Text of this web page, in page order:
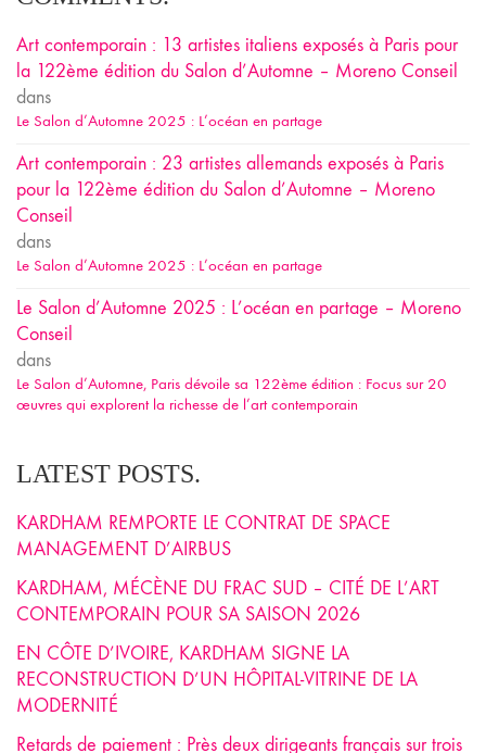
Art contemporain : 13 artistes italiens exposés à Paris pour
la 122ème édition du Salon d’Automne – Moreno Conseil
dans
Le Salon d’Automne 2025 : L’océan en partage
Art contemporain : 23 artistes allemands exposés à Paris
pour la 122ème édition du Salon d’Automne – Moreno
Conseil
dans
Le Salon d’Automne 2025 : L’océan en partage
Le Salon d’Automne 2025 : L’océan en partage – Moreno
Conseil
dans
Le Salon d’Automne, Paris dévoile sa 122ème édition : Focus sur 20
œuvres qui explorent la richesse de l’art contemporain
LATEST POSTS.
KARDHAM REMPORTE LE CONTRAT DE SPACE
MANAGEMENT D’AIRBUS
KARDHAM, MÉCÈNE DU FRAC SUD – CITÉ DE L’ART
CONTEMPORAIN POUR SA SAISON 2026
EN CÔTE D’IVOIRE, KARDHAM SIGNE LA
RECONSTRUCTION D’UN HÔPITAL-VITRINE DE LA
MODERNITÉ
Retards de paiement : Près deux dirigeants français sur trois